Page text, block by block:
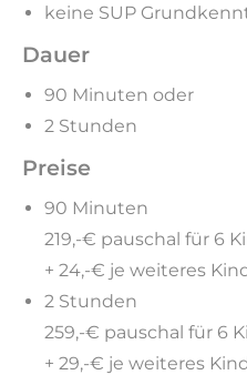
keine SUP
Dauer
90 Minuten oder
2 Stunden
Preise
90 Minuten
219,-€ pauschal für 6
+ 24,-€ je weiteres
2 Stunden
259,-€ pauschal für 6
+ 29,-€ je weiteres